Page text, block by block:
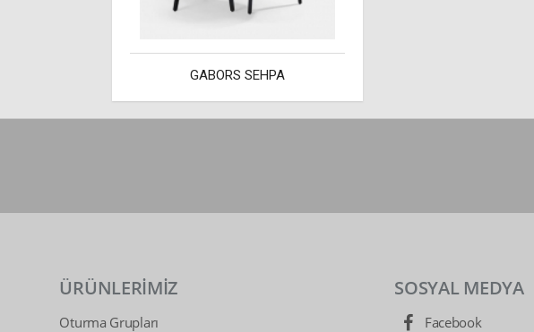
GABORS SEHPA
ÜRÜNLERİMİZ
Oturma Grupları
SOSYAL MEDYA
Facebook